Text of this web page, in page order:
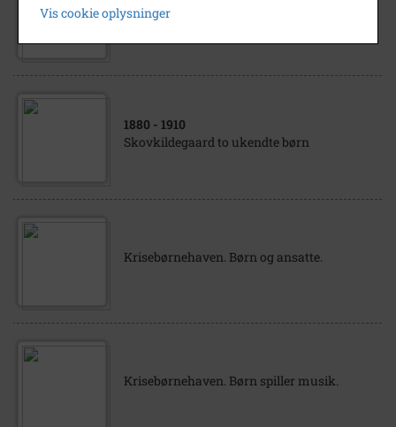
Skovkildegaard to børn ukendte
1880 - 1910
Skovkildegaard to ukendte børn
Krisebørnehaven. Børn og ansatte.
Krisebørnehaven. Børn spiller musik.
Vis cookie oplysninger